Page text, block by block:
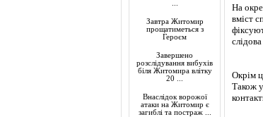
Завтра Житомир
прощатиметься з
Героєм
Завершено
розслідування вибухів
біля Житомира влітку
20 ...
Внаслідок ворожої
атаки на Житомир є
загиблі та постраж ...
На
вміст
Окрім
Також